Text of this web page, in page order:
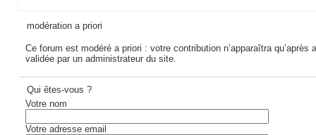
modération a priori
Ce forum est modéré a priori : votre contribution n’apparaîtra qu’après
validée par un administrateur du site.
Qui êtes-vous ?
Votre nom
Votre adresse email